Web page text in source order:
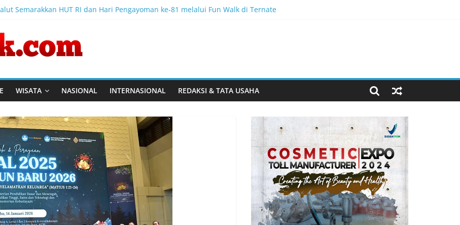
Semarakkan HUT RI dan Hari Pengayoman ke-81 melalui Fun Walk di Ternate
untuk Negeri, Jajaran Bapas Magelang Gelorakan Aksi Donor Darah Sambut HUT ke-81 RI
Layar Percepat Pendirian Perseroan Perorangan bagi Pelaku Usaha di Maluku Utara
Pendampingan Layanan Hukum Gratis, Kakanwil: Pencatatan Hak Cipta Musik Kini Rp0
WISATA NASIONAL INTERNASIONAL REDAKSI & TATA USAHA